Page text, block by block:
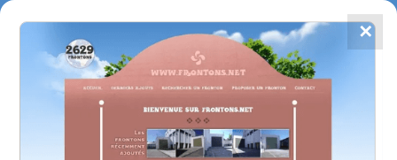
4784
frontones
✕